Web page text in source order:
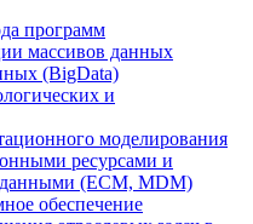
программ
массивов данных
(BigData)
и
моделирования
ресурсами и
данными (ECM, MDM)
обеспечение